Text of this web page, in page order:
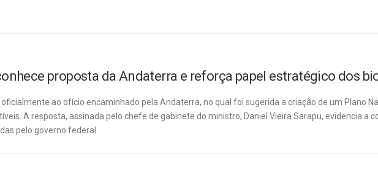
proposta da Andaterra e reforça papel estratégico dos
ao ofício encaminhado pela Andaterra, no qual foi sugerida a criação de um Plano
A resposta, assinada pelo chefe de gabinete do ministro, Daniel Vieira Sarapu, evidencia a
pelo governo federal